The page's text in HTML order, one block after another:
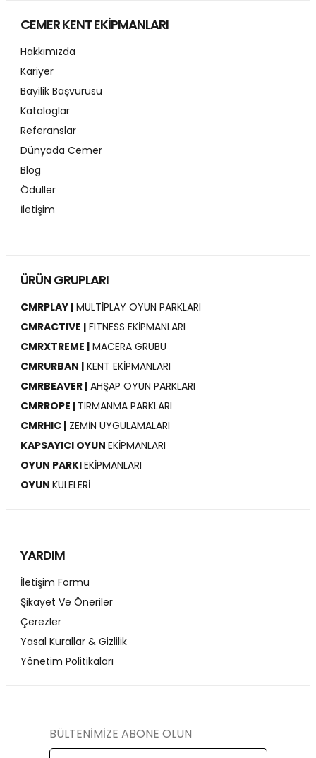
CEMER KENT EKİPMANLARI
Hakkımızda
Kariyer
Bayilik Başvurusu
Kataloglar
Referanslar
Dünyada Cemer
Blog
Ödüller
İletişim
ÜRÜN GRUPLARI
CMRPLAY | MULTİPLAY OYUN PARKLARI
CMRACTIVE | FITNESS EKİPMANLARI
CMRXTREME | MACERA GRUBU
CMRURBAN | KENT EKİPMANLARI
CMRBEAVER | AHŞAP OYUN PARKLARI
CMRROPE | TIRMANMA PARKLARI
CMRHIC | ZEMİN UYGULAMALARI
KAPSAYICI OYUN EKİPMANLARI
OYUN PARKIEKİPMANLARI
OYUN KULELERİ
YARDIM
İletişim Formu
Şikayet Ve Öneriler
Çerezler
Yasal Kurallar & Gizlilik
Yönetim Politikaları
BÜLTENİMİZE ABONE OLUN